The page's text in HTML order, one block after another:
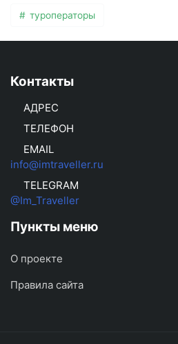
туроператоры
Контакты
АДРЕС
ТЕЛЕФОН
EMAIL
info@imtraveller.ru
TELEGRAM
@Im_Traveller
Пункты меню
О проекте
Правила сайта